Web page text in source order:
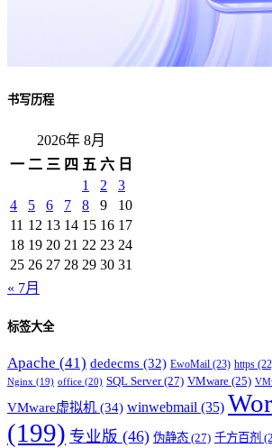
书写历程
2026年 8月
一 二 三 四 五 六 日
1
2
3
4
5 6 7 8 9
10
11 12 13 14 15 16 17
18 19 20 21 22 23 24
25 26 27 28 29 30 31
« 7月
标签大全
Apache (41) dedecms (32) EwoMail (23) https
Nginx (19) office (20) SQL Server(27) VMware (25)
VMware虚拟机 (34) winwebmail (35)
(199) 专业版 (46) 伪静态 (27) 千方百剂